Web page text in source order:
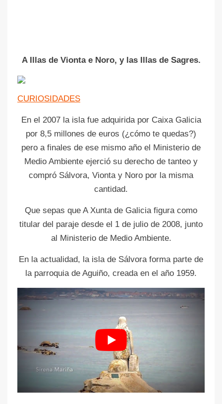
A Illas de Vionta e Noro, y las Illas de Sagres.
CURIOSIDADES
En el 2007 la isla fue adquirida por Caixa Galicia
por 8,5 millones de euros (¿cómo te quedas?)
pero a finales de ese mismo año el Ministerio de
Medio Ambiente ejerció su derecho de tanteo y
compró Sálvora, Vionta y Noro por la misma
cantidad.
Que sepas que A Xunta de Galicia figura como
titular del paraje desde el 1 de julio de 2008, junto
al Ministerio de Medio Ambiente.
En la actualidad, la isla de Sálvora forma parte de
la parroquia de Aguiño, creada en el año 1959.